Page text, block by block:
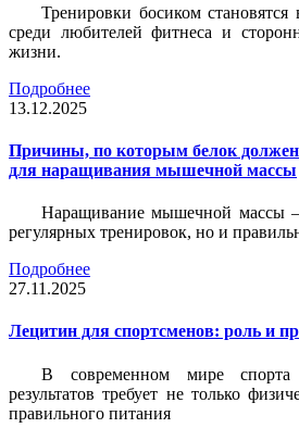
Тренировки босиком
среди любителей фитнеса и
жизни.
Подробнее
13.12.2025
Причины, по которым белок
для наращивания мышечной массы
Наращивание мышечной массы
регулярных тренировок, но и
Подробнее
27.11.2025
Лецитин для спортсменов: роль и
В современном мире спорта
результатов требует не только
правильного питания